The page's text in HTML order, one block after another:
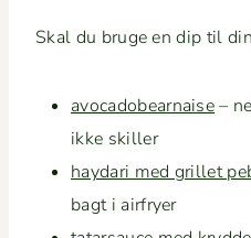
Skal du bruge en dip til
avo­cadobear­naise–
ikke skiller
hay­dari med gril­let
bagt i airfryer